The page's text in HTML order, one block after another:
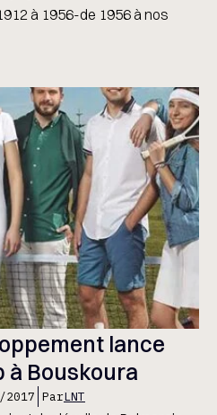
à 1956-de 1956 à nos
lance
Bouskoura
ParLNT